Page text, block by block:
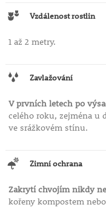
Vzdálenost rostlin
1 až 2 metry.
Zavlažování
V prvních letech po
celého roku, zejména u
ve srážkovém stínu.
Zimní ochrana
Zakrytí chvojím nikdy
kořeny kompostem